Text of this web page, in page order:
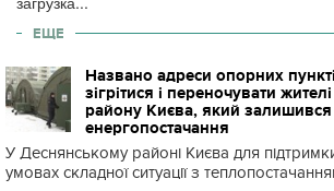
ЕЩЕ
Названо адреси опорних
зігрітися і переночувати
району Києва, який залишився
енергопостачання
У Деснянському районі Києва для
умовах складної ситуації з